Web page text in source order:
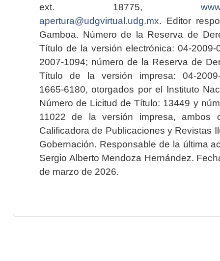
ext. 18775,
apertura@udgvirtual.udg.mx. Editor
Gamboa. Número de la Reserva de
Título de la versión electrónica: 04-2009-
2007-1094; número de la Reserva de
Título de la versión impresa: 04-2009-
1665-6180, otorgados por el Instituto
Número de Licitud de Título: 13449 y
11022 de la versión impresa, ambos
Calificadora de Publicaciones y Revistas
Gobernación. Responsable de la última
Sergio Alberto Mendoza Hernández.
de marzo de 2026.